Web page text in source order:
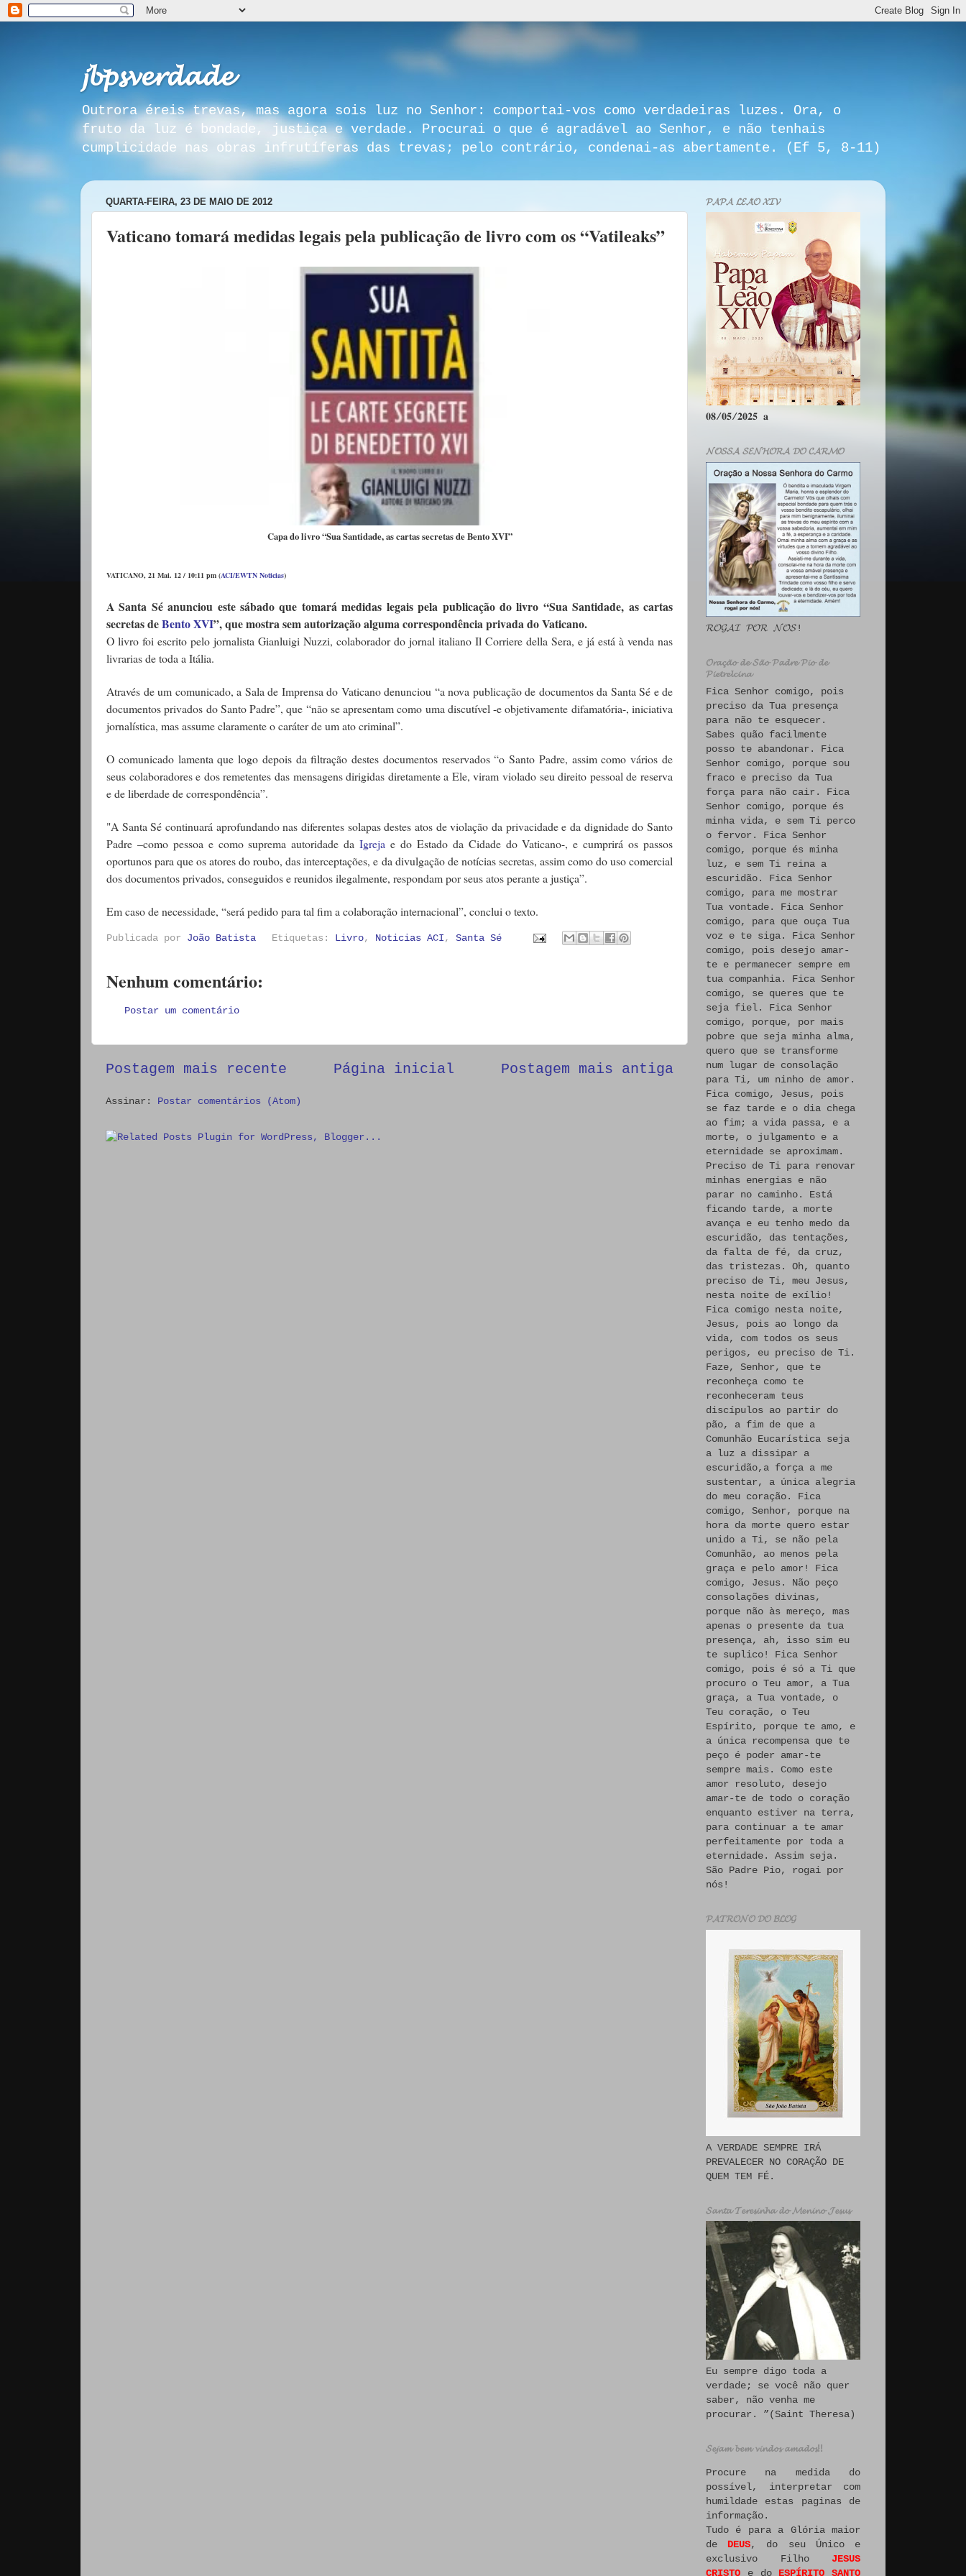
𝓳𝓫𝓹𝓼𝓿𝓮𝓻𝓭𝓪𝓭𝓮
Outrora éreis trevas, mas agora sois luz no Senhor: comportai-vos como verdadeiras luzes. Ora, o
fruto da luz é bondade, justiça e verdade. Procurai o que é agradável ao Senhor, e não tenhais
cumplicidade nas obras infrutíferas das trevas; pelo contrário, condenai-as abertamente. (Ef 5, 8-11)
QUARTA-FEIRA, 23 DE MAIO DE 2012
Vaticano tomará medidas legais pela publicação de livro com os “Vatileaks”
Capa do livro “Sua Santidade, as cartas secretas de Bento XVI”
VATICANO, 21 Mai. 12 / 10:11 pm (ACI/EWTN Noticias)
A Santa Sé anunciou este sábado que tomará medidas legais pela publicação do livro “Sua Santidade, as cartas
secretas deBento XVI”, que mostra sem autorização alguma correspondência privada do Vaticano.
O livro foi escrito pelo jornalista Gianluigi Nuzzi, colaborador do jornal italiano Il Corriere della Sera, e já está à venda nas
livrarias de toda a Itália.
Através de um comunicado, a Sala de Imprensa do Vaticano denunciou “a nova publicação de documentos da Santa Sé e de
documentos privados do Santo Padre”, que “não se apresentam como uma discutível -e objetivamente difamatória-, iniciativa
jornalística, mas assume claramente o caráter de um ato criminal”.
O comunicado lamenta que logo depois da filtração destes documentos reservados “o Santo Padre, assim como vários de
seus colaboradores e dos remetentes das mensagens dirigidas diretamente a Ele, viram violado seu direito pessoal de reserva
e de liberdade de correspondência”.
"A Santa Sé continuará aprofundando nas diferentes solapas destes atos de violação da privacidade e da dignidade do Santo
Padre –como pessoa e como suprema autoridade daIgreja e do Estado da Cidade do Vaticano-, e cumprirá os passos
oportunos para que os atores do roubo, das interceptações, e da divulgação de notícias secretas, assim como do uso comercial
dos documentos privados, conseguidos e reunidos ilegalmente, respondam por seus atos perante a justiça”.
Em caso de necessidade, “será pedido para tal fim a colaboração internacional”, conclui o texto.
Publicada por João Batista Etiquetas: Livro, Noticias ACI,Santa Sé
Nenhum comentário:
Postar um comentário
Postagem mais recente Postagem mais antiga
Página inicial
Assinar: Postar comentários (Atom)
𝓟𝓐𝓟𝓐 𝓛𝓔𝓐̃𝓞 𝓧𝓘𝓥
𝟎𝟖/𝟎𝟓/𝟐𝟎𝟐𝟓 𝐚
𝓝𝓞𝓢𝓢𝓐 𝓢𝓔𝓝𝓗𝓞𝓡𝓐 𝓓𝓞 𝓒𝓐𝓡𝓜𝓞
𝓡𝓞𝓖𝓐𝓘 𝓟𝓞𝓡 𝓝𝓞́𝓢!
𝓞𝓻𝓪𝓬̧𝓪̃𝓸 𝓭𝓮 𝓢𝓪̃𝓸 𝓟𝓪𝓭𝓻𝓮 𝓟𝓲𝓸 𝓭𝓮
𝓟𝓲𝓮𝓽𝓻𝓮𝓵𝓬𝓲𝓷𝓪
Fica Senhor comigo, pois
preciso da Tua presença
para não te esquecer.
Sabes quão facilmente
posso te abandonar. Fica
Senhor comigo, porque sou
fraco e preciso da Tua
força para não cair. Fica
Senhor comigo, porque és
minha vida, e sem Ti perco
o fervor. Fica Senhor
comigo, porque és minha
luz, e sem Ti reina a
escuridão. Fica Senhor
comigo, para me mostrar
Tua vontade. Fica Senhor
comigo, para que ouça Tua
voz e te siga. Fica Senhor
comigo, pois desejo amar-
te e permanecer sempre em
tua companhia. Fica Senhor
comigo, se queres que te
seja fiel. Fica Senhor
comigo, porque, por mais
pobre que seja minha alma,
quero que se transforme
num lugar de consolação
para Ti, um ninho de amor.
Fica comigo, Jesus, pois
se faz tarde e o dia chega
ao fim; a vida passa, e a
morte, o julgamento e a
eternidade se aproximam.
Preciso de Ti para renovar
minhas energias e não
parar no caminho. Está
ficando tarde, a morte
avança e eu tenho medo da
escuridão, das tentações,
da falta de fé, da cruz,
das tristezas. Oh, quanto
preciso de Ti, meu Jesus,
nesta noite de exílio!
Fica comigo nesta noite,
Jesus, pois ao longo da
vida, com todos os seus
perigos, eu preciso de Ti.
Faze, Senhor, que te
reconheça como te
reconheceram teus
discípulos ao partir do
pão, a fim de que a
Comunhão Eucarística seja
a luz a dissipar a
escuridão,a força a me
sustentar, a única alegria
do meu coração. Fica
comigo, Senhor, porque na
hora da morte quero estar
unido a Ti, se não pela
Comunhão, ao menos pela
graça e pelo amor! Fica
comigo, Jesus. Não peço
consolações divinas,
porque não às mereço, mas
apenas o presente da tua
presença, ah, isso sim eu
te suplico! Fica Senhor
comigo, pois é só a Ti que
procuro o Teu amor, a Tua
graça, a Tua vontade, o
Teu coração, o Teu
Espírito, porque te amo, e
a única recompensa que te
peço é poder amar-te
sempre mais. Como este
amor resoluto, desejo
amar-te de todo o coração
enquanto estiver na terra,
para continuar a te amar
perfeitamente por toda a
eternidade. Assim seja.
São Padre Pio, rogai por
nós!
𝓟𝓐𝓣𝓡𝓞𝓝𝓞 𝓓𝓞 𝓑𝓛𝓞𝓖
A VERDADE SEMPRE IRÁ
PREVALECER NO CORAÇÃO DE
QUEM TEM FÉ.
𝓢𝓪𝓷𝓽𝓪 𝓣𝓮𝓻𝓮𝓼𝓲𝓷𝓱𝓪 𝓭𝓸 𝓜𝓮𝓷𝓲𝓷𝓸 𝓙𝓮𝓼𝓾𝓼
Eu sempre digo toda a
verdade; se você não quer
saber, não venha me
procurar. ”(Saint Theresa)
𝓢𝓮𝓳𝓪𝓶 𝓫𝓮𝓶 𝓿𝓲𝓷𝓭𝓸𝓼 𝓪𝓶𝓪𝓭𝓸𝓼!!
Procure na medida do
possível, interpretar com
humildade estas paginas de
informação.
Tudo é para a Glória maior
de DEUS, do seu Único e
exclusivo Filho JESUS
CRISTO e do ESPÍRITO SANTO